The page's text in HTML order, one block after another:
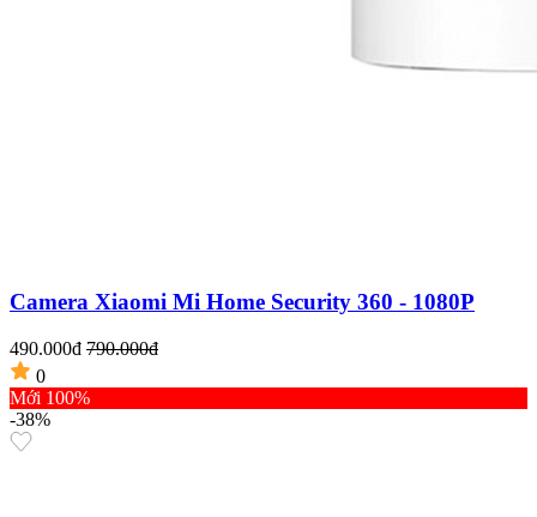
Camera Xiaomi Mi Home Security 360 - 1080P
490.000đ 790.000đ
0
Mới 100%
-38%